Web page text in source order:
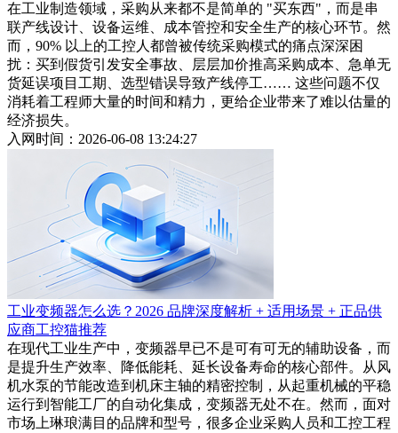
在工业制造领域，采购从来都不是简单的 "买东西"，而是串
联产线设计、设备运维、成本管控和安全生产的核心环节。然
而，90% 以上的工控人都曾被传统采购模式的痛点深深困
扰：买到假货引发安全事故、层层加价推高采购成本、急单无
货延误项目工期、选型错误导致产线停工…… 这些问题不仅
消耗着工程师大量的时间和精力，更给企业带来了难以估量的
经济损失。
入网时间：2026-06-08 13:24:27
工业变频器怎么选？2026 品牌深度解析 + 适用场景 + 正品供
应商工控猫推荐
在现代工业生产中，变频器早已不是可有可无的辅助设备，而
是提升生产效率、降低能耗、延长设备寿命的核心部件。从风
机水泵的节能改造到机床主轴的精密控制，从起重机械的平稳
运行到智能工厂的自动化集成，变频器无处不在。然而，面对
市场上琳琅满目的品牌和型号，很多企业采购人员和工控工程